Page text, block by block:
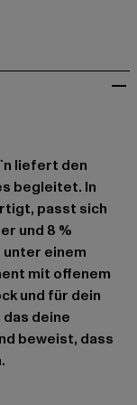
liefert den
begleitet. In
passt sich
und 8 %
unter einem
mit offenem
und für dein
deine
beweist, dass